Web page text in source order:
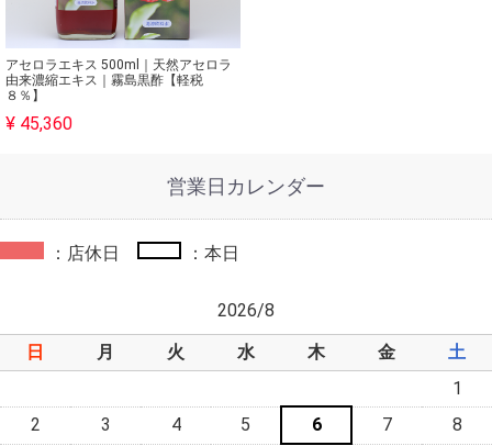
アセロラエキス 500ml｜天然アセロラ
由来濃縮エキス｜霧島黒酢【軽税
８％】
¥ 45,360
営業日カレンダー
：店休日 ：本日
2026/8
日
月 火 水 木 金
土
1
2
3 4 5 6 7
8